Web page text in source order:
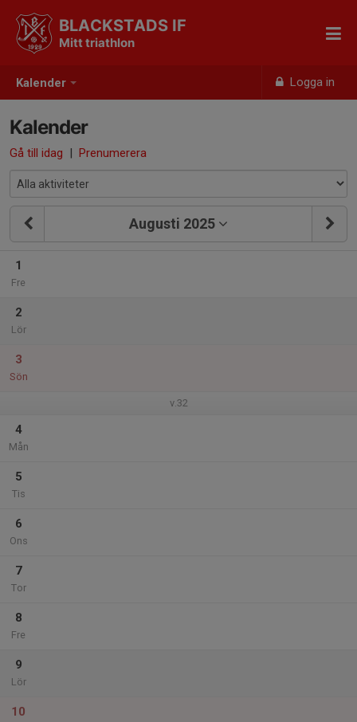
Kalender Logga in
BLACKSTADS IF
Mitt triathlon
Kalender
Gå till idag | Prenumerera
Augusti 2025
1
Fre
2
Lör
3
Sön
v.32
4
Mån
5
Tis
6
Ons
7
Tor
8
Fre
9
Lör
10